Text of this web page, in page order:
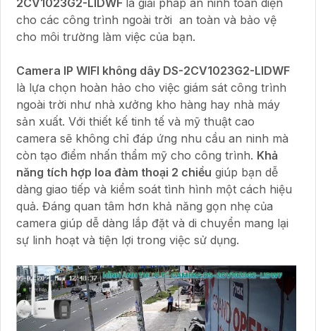
cho các công trình ngoài trời an toàn và bảo vệ
cho môi trường làm việc của bạn.
Camera IP WIFI không dây DS-2CV1023G2-LIDWF
là lựa chọn hoàn hảo cho việc giám sát công trình
ngoài trời như nhà xưởng kho hàng hay nhà máy
sản xuất. Với thiết kế tinh tế và mỹ thuật cao
camera sẽ không chỉ đáp ứng nhu cầu an ninh mà
còn tạo điểm nhấn thẩm mỹ cho công trình. Khả
năng tích hợp loa đàm thoại 2 chiều giúp bạn dễ
dàng giao tiếp và kiểm soát tình hình một cách hiệu
quả. Đáng quan tâm hơn khả năng gọn nhẹ của
camera giúp dễ dàng lắp đặt và di chuyển mang lại
sự linh hoạt và tiện lợi trong việc sử dụng.